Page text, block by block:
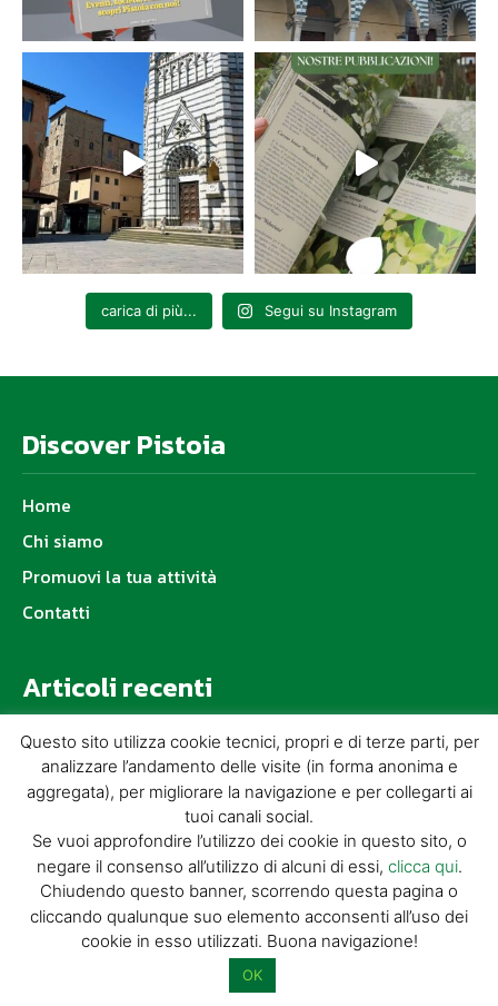
carica di più... Segui su Instagram
Discover Pistoia
Home
Chi siamo
Promuovi la tua attività
Contatti
Articoli recenti
SENZA FILI – PINOCCHIO STREET
FESTIVAL
IN CODA DI LETTURA… LA MONTAGNA A
FUMETTI
100 Numeri per Discover Pistoia!
La 6ª edizione di OltreLaRocca sta per
arrivare!
Questo sito utilizza cookie tecnici, propri e di terze parti, per
analizzare l’andamento delle visite (in forma anonima e
aggregata), per migliorare la navigazione e per collegarti ai
tuoi canali social.
Se vuoi approfondire l’utilizzo dei cookie in questo sito, o
negare il consenso all’utilizzo di alcuni di essi, clicca qui.
Chiudendo questo banner, scorrendo questa pagina o
cliccando qualunque suo elemento acconsenti all’uso dei
cookie in esso utilizzati. Buona navigazione!
OK